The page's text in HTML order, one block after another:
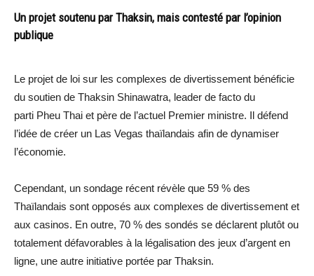
Un projet soutenu par Thaksin, mais contesté par l’opinion
publique
Le projet de loi sur les complexes de divertissement bénéficie
du soutien de Thaksin Shinawatra, leader de facto du
parti Pheu Thai et père de l’actuel Premier ministre. Il défend
l’idée de créer un Las Vegas thaïlandais afin de dynamiser
l’économie.
Cependant, un sondage récent révèle que 59 % des
Thaïlandais sont opposés aux complexes de divertissement et
aux casinos. En outre, 70 % des sondés se déclarent plutôt ou
totalement défavorables à la légalisation des jeux d’argent en
ligne, une autre initiative portée par Thaksin.